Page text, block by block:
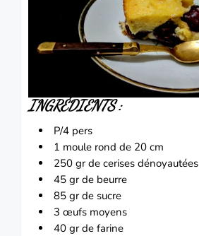
INGRÉDIENTS :
P/4 pers
1 moule rond de 20 cm
250 gr de cerises dénoyautées
45 gr de beurre
85 gr de sucre
3 œufs moyens
40 gr de farine